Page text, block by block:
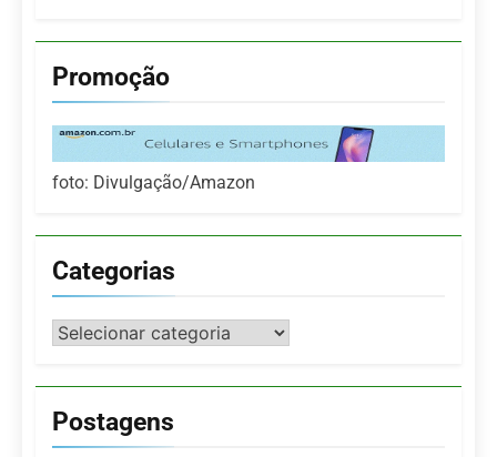
Promoção
foto: Divulgação/Amazon
Categorias
Categorias
Postagens